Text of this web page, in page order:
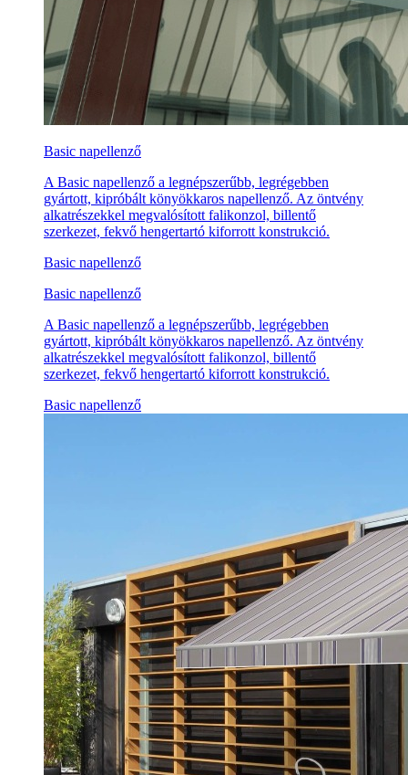
Basic napellenző
A Basic napellenző a legnépszerűbb, legrégebben
gyártott, kipróbált könyökkaros napellenző. Az öntvény
alkatrészekkel megvalósított falikonzol, billentő
szerkezet, fekvő hengertartó kiforrott konstrukció.
Basic napellenző
Basic napellenző
A Basic napellenző a legnépszerűbb, legrégebben
gyártott, kipróbált könyökkaros napellenző. Az öntvény
alkatrészekkel megvalósított falikonzol, billentő
szerkezet, fekvő hengertartó kiforrott konstrukció.
Basic napellenző